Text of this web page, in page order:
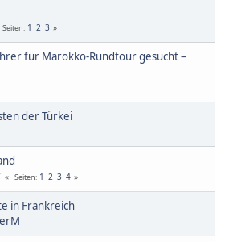
Seiten 1 2 3
für Marokko-Rundtour gesucht –
der Türkei
Seiten 1 2 3 4
in Frankreich